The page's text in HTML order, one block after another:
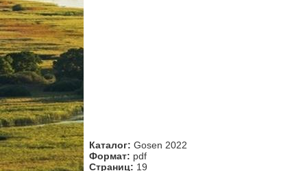
Каталог: Gosen 2022
Формат: pdf
Страниц: 19